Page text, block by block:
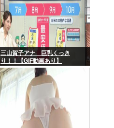
三山賀子アナ 巨乳くっき
り！！【GIF動画あり】